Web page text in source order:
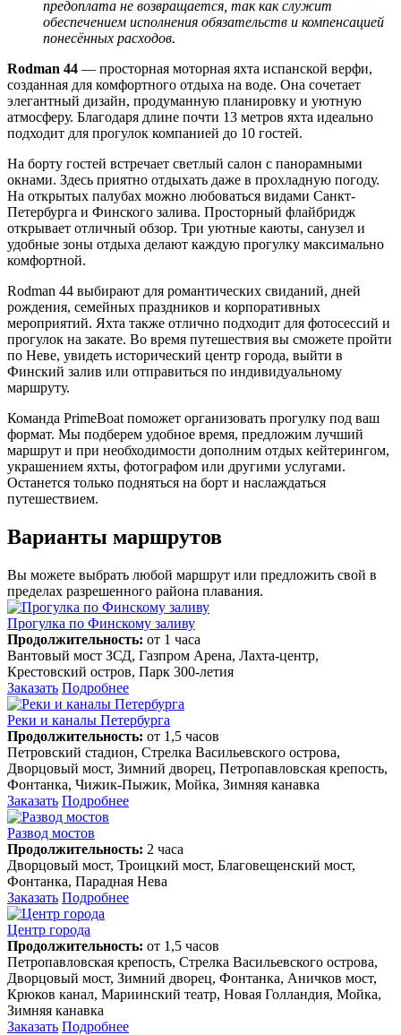
предоплата не возвращается, так как служит
обеспечением исполнения обязательств и компенсацией
понесённых расходов.
Rodman 44 — просторная моторная яхта испанской верфи,
созданная для комфортного отдыха на воде. Она сочетает
элегантный дизайн, продуманную планировку и уютную
атмосферу. Благодаря длине почти 13 метров яхта идеально
подходит для прогулок компанией до 10 гостей.
На борту гостей встречает светлый салон с панорамными
окнами. Здесь приятно отдыхать даже в прохладную погоду.
На открытых палубах можно любоваться видами Санкт-
Петербурга и Финского залива. Просторный флайбридж
открывает отличный обзор. Три уютные каюты, санузел и
удобные зоны отдыха делают каждую прогулку максимально
комфортной.
Rodman 44 выбирают для романтических свиданий, дней
рождения, семейных праздников и корпоративных
мероприятий. Яхта также отлично подходит для фотосессий и
прогулок на закате. Во время путешествия вы сможете пройти
по Неве, увидеть исторический центр города, выйти в
Финский залив или отправиться по индивидуальному
маршруту.
Команда PrimeBoat поможет организовать прогулку под ваш
формат. Мы подберем удобное время, предложим лучший
маршрут и при необходимости дополним отдых кейтерингом,
украшением яхты, фотографом или другими услугами.
Останется только подняться на борт и наслаждаться
путешествием.
Варианты маршрутов
Вы можете выбрать любой маршрут или предложить свой в
пределах разрешенного района плавания.
Прогулка по Финскому заливу
Продолжительность: от 1 часа
Вантовый мост ЗСД, Газпром Арена, Лахта-центр,
Крестовский остров, Парк 300-летия
Заказать Подробнее
Реки и каналы Петербурга
Продолжительность: от 1,5 часов
Петровский стадион, Стрелка Васильевского острова,
Дворцовый мост, Зимний дворец, Петропавловская крепость,
Фонтанка, Чижик-Пыжик, Мойка, Зимняя канавка
Заказать Подробнее
Развод мостов
Продолжительность: 2 часа
Дворцовый мост, Троицкий мост, Благовещенский мост,
Фонтанка, Парадная Нева
Заказать Подробнее
Центр города
Продолжительность: от 1,5 часов
Петропавловская крепость, Стрелка Васильевского острова,
Дворцовый мост, Зимний дворец, Фонтанка, Аничков мост,
Крюков канал, Мариинский театр, Новая Голландия, Мойка,
Зимняя канавка
Заказать Подробнее